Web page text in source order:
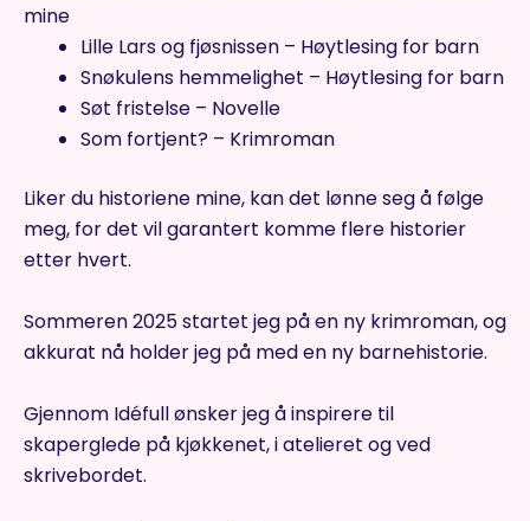
mine
Lille Lars og fjøsnissen – Høytlesing for barn
Snøkulens hemmelighet – Høytlesing for barn
Søt fristelse – Novelle
Som fortjent? – Krimroman
Liker du historiene mine, kan det lønne seg å følge
meg, for det vil garantert komme flere historier
etter hvert.
Sommeren 2025 startet jeg på en ny krimroman, og
akkurat nå holder jeg på med en ny barnehistorie.
Gjennom Idéfull ønsker jeg å inspirere til
skaperglede på kjøkkenet, i atelieret og ved
skrivebordet.